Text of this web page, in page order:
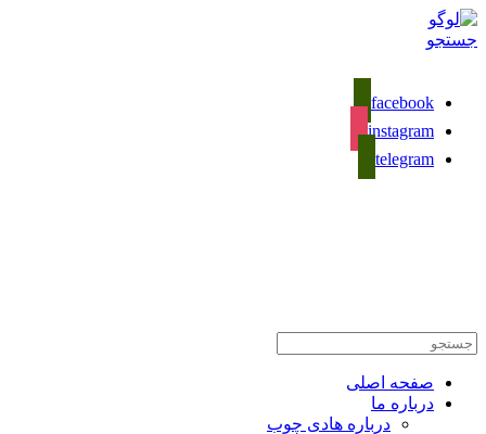
جستجو
facebook
instagram
telegram
صفحه اصلی
درباره ما
درباره هادی چوب